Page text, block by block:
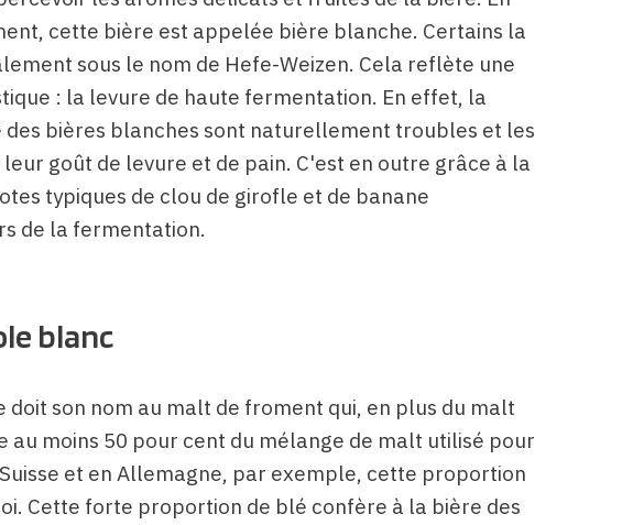
cette bière est appelée bière blanche. Certains la
sous le nom de Hefe-Weizen. Cela reflète une
: la levure de haute fermentation. En effet, la
bières blanches sont naturellement troubles et les
goût de levure et de pain. C'est en outre grâce à la
typiques de clou de girofle et de banane
de la fermentation.
blanc
doit son nom au malt de froment qui, en plus du malt
au moins 50 pour cent du mélange de malt utilisé pour
et en Allemagne, par exemple, cette proportion
Cette forte proportion de blé confère à la bière des